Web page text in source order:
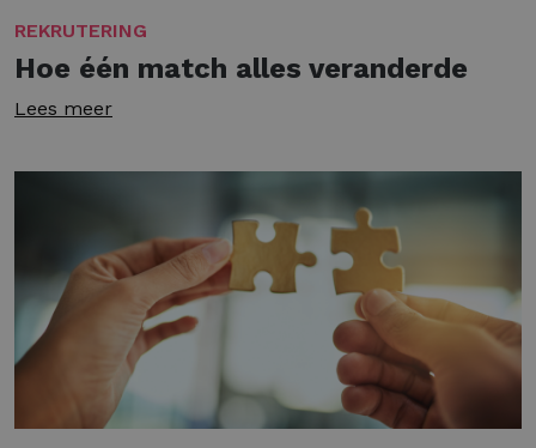
REKRUTERING
Hoe één match alles veranderde
Lees meer